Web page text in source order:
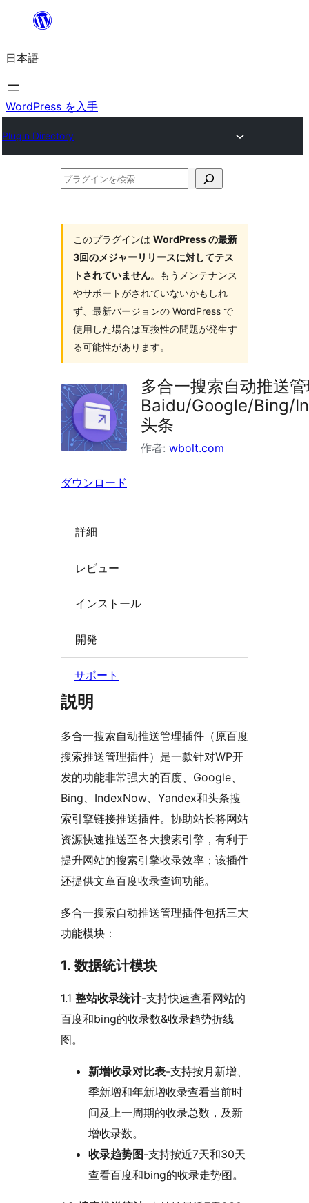
を
ス
キ
プ
日本語
WordPress を入手
Plugin Directory
プ
このプラグインは WordPress の最新
3回のメジャーリリースに対してテス
トされていません。もうメンテナンス
やサポートがされていないかもしれ
ず、最新バージョンの WordPress で
使用した場合は互換性の問題が発生す
る可能性があります。
多合一搜索自动推送
Baidu/Google/Bing/
头条
作者: wbolt.com
ダウンロード
詳細
レビュー
インストール
開発
サポート
説明
多合一搜索自动推送管理插件（原百度
搜索推送管理插件）是一款针对WP开
发的功能非常强大的百度、Google、
Bing、IndexNow、Yandex和头条搜
索引擎链接推送插件。协助站长将网站
资源快速推送至各大搜索引擎，有利于
提升网站的搜索引擎收录效率；该插件
还提供文章百度收录查询功能。
多合一搜索自动推送管理插件包括三大
功能模块：
1. 数据统计模块
1.1 整站收录统计-支持快速查看网站的
百度和bing的收录数&收录趋势折线
图。
新增收录对比表-支持按月新增、
季新增和年新增收录查看当前时
间及上一周期的收录总数，及新
增收录数。
收录趋势图-支持按近7天和30天
查看百度和bing的收录走势图。